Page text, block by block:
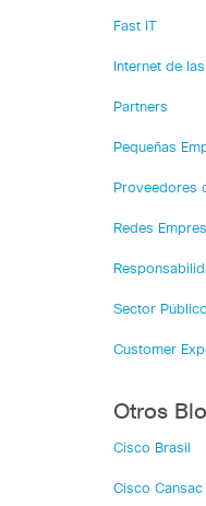
Fast IT
Internet de
Partners
Pequeñas
Proveedores
Redes
Sector Público
Customer
Otros
Cisco Brasil
Cisco Cansac